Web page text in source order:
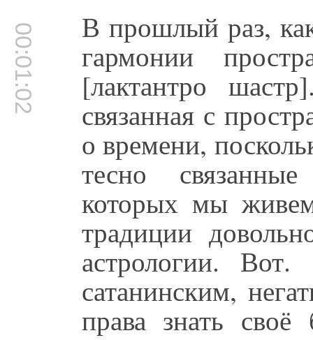
00:01:02 В прошлый раз,
гармонии
[лактантро
связанная с
о времени,
тесно
которых мы
традиции
астрологии.
сатанинским,
права знать